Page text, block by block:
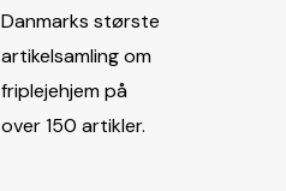
Danmarks største
artikelsamling om
friplejehjem på
over 150 artikler.